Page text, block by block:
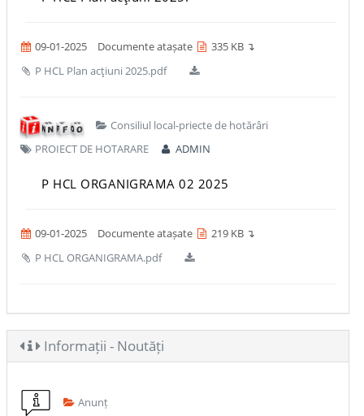
09-01-2025 Documente atașate
335 KB ↴
P HCL Plan acţiuni 2025.pdf
Consiliul local-priecte de hotărâri
PROIECT DE HOTARARE
ADMIN
P HCL ORGANIGRAMA 02 2025
09-01-2025 Documente atașate
219 KB ↴
P HCL ORGANIGRAMA.pdf
Informații - Noutăți
Anunț